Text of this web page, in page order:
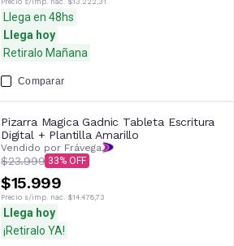
Precio s/imp. nac. $13.222,31
Llega en 48hs
Llega hoy
Retiralo Mañana
Comparar
Pizarra Magica Gadnic Tableta Escritura
Digital + Plantilla Amarillo
Vendido por Frávega
$23.999 33
$15.999
Precio s/imp. nac. $14.478,73
Llega hoy
¡Retiralo YA!